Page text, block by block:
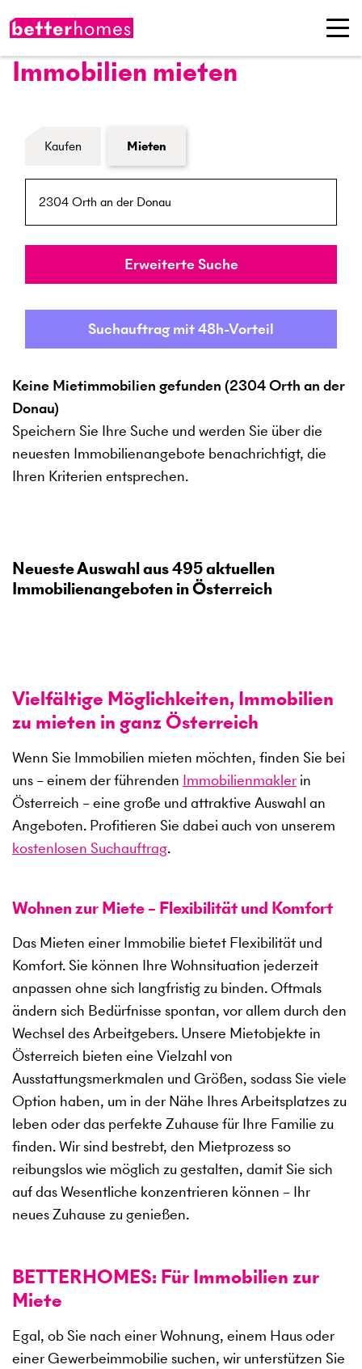
Immobilien mieten
Formular Immobiliensuche
Kaufen Mieten
Umkreis
Erweiterte Suche
Suchauftrag mit 48h-Vorteil
Keine Mietimmobilien gefunden (2304 Orth an der
Donau)
Speichern Sie Ihre Suche und werden Sie über die
neuesten Immobilienangebote benachrichtigt, die
Ihren Kriterien entsprechen.
Neueste Auswahl aus495aktuellen
Immobilienangeboten in Österreich
Vielfältige Möglichkeiten, Immobilien
zu mieten in ganz Österreich
Wenn Sie Immobilien mieten möchten, finden Sie bei
uns – einem der führenden Immobilienmakler in
Österreich – eine große und attraktive Auswahl an
Angeboten. Profitieren Sie dabei auch von unserem
kostenlosen Suchauftrag.
Wohnen zur Miete – Flexibilität und Komfort
Das Mieten einer Immobilie bietet Flexibilität und
Komfort. Sie können Ihre Wohnsituation jederzeit
anpassen ohne sich langfristig zu binden. Oftmals
ändern sich Bedürfnisse spontan, vor allem durch den
Wechsel des Arbeitgebers. Unsere Mietobjekte in
Österreich bieten eine Vielzahl von
Ausstattungsmerkmalen und Größen, sodass Sie viele
Option haben, um in der Nähe Ihres Arbeitsplatzes zu
leben oder das perfekte Zuhause für Ihre Familie zu
finden. Wir sind bestrebt, den Mietprozess so
reibungslos wie möglich zu gestalten, damit Sie sich
auf das Wesentliche konzentrieren können – Ihr
neues Zuhause zu genießen.
BETTERHOMES: Für Immobilien zur
Miete
Egal, ob Sie nach einer Wohnung, einem Haus oder
einer Gewerbeimmobilie suchen, wir unterstützen Sie